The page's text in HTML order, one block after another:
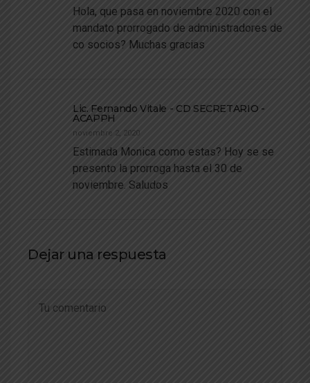
Hola, que pasa en noviembre 2020 con el
mandato prorrogado de administradores de
co socios? Muchas gracias
Lic. Fernando Vitale - CD SECRETARIO -
ACAPPH
noviembre 2, 2020
Estimada Monica como estas? Hoy se se
presento la prorroga hasta el 30 de
noviembre. Saludos
Dejar una respuesta